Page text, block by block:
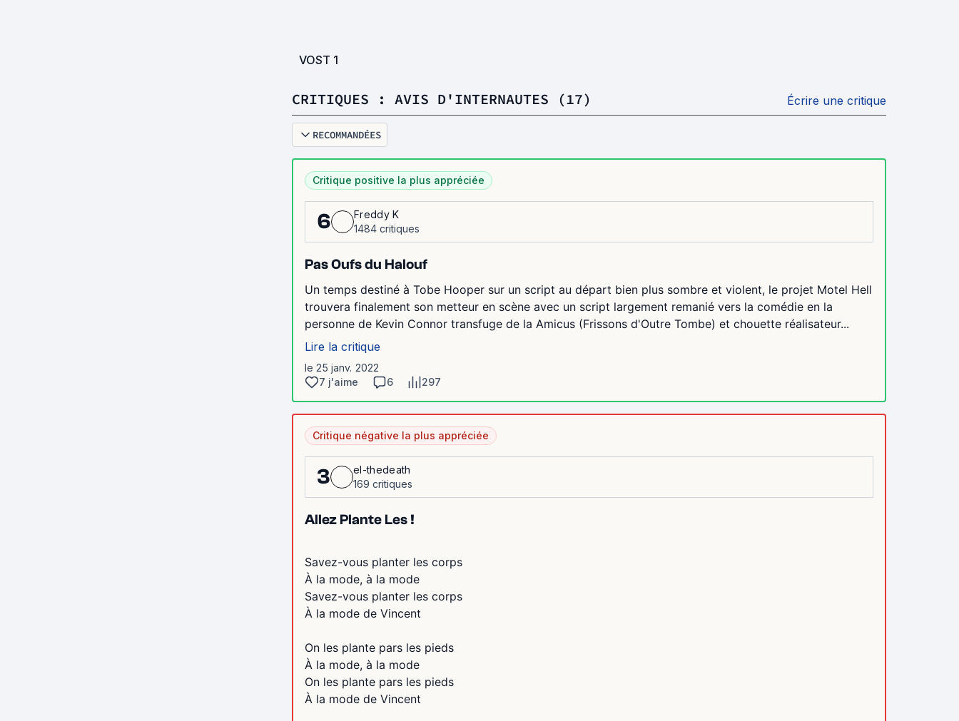
VOST 1
CRITIQUES : AVIS D'INTERNAUTES (17) Écrire une critique
RECOMMANDÉES
Critique positive la plus appréciée
6
Freddy K
1484 critiques
Pas Oufs du Halouf
Un temps destiné à Tobe Hooper sur un script au départ bien plus sombre et violent, le projet Motel Hell
trouvera finalement son metteur en scène avec un script largement remanié vers la comédie en la
personne de Kevin Connor transfuge de la Amicus (Frissons d'Outre Tombe) et chouette réalisateur...
Lire la critique
le 25 janv. 2022
7 j'aime
6 297
Critique négative la plus appréciée
3
el-thedeath
169 critiques
Allez Plante Les !
Savez-vous planter les corps
À la mode, à la mode
Savez-vous planter les corps
À la mode de Vincent
On les plante pars les pieds
À la mode, à la mode
On les plante pars les pieds
À la mode de Vincent